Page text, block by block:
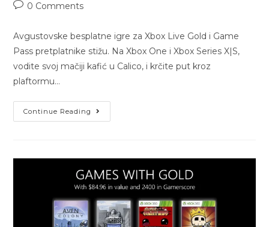
0 Comments
Avgustovske besplatne igre za Xbox Live Gold i Game
Pass pretplatnike stižu. Na Xbox One i Xbox Series X|S,
vodite svoj mačiji kafić u Calico, i krčite put kroz
plaftormu…
Continue Reading